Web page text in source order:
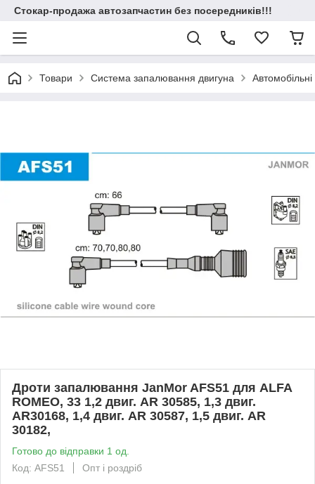
Стокар-продажа автозапчастин без посередників!!!
Товари Система запалювання двигуна
Дроти запалювання JanMor AFS51 для ALFA
ROMEO, 33 1,2 двиг. AR 30585, 1,3 двиг.
AR30168, 1,4 двиг. AR 30587, 1,5 двиг. AR
30182,
Готово до відправки 1 од.
Код: AFS51
Опт і роздріб